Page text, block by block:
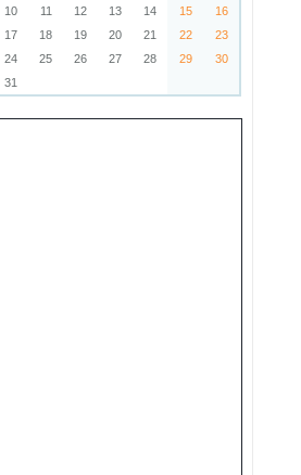
10
11 12 13 14 15
16
17
18 19 20 21 22
23
24
25 26 27 28 29
30
31